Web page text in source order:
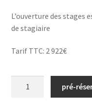
L’ouverture des stages
de stagiaire
Tarif TTC: 2 922€
pré-